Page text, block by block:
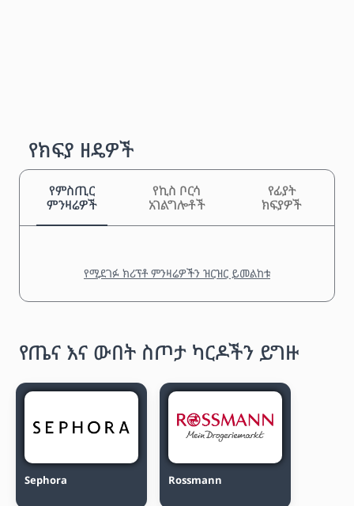
የክፍያ ዘዴዎች
የምስጢር
ምንዛሬዎች
የኪስ ቦርሳ
አገልግሎቶች
የፊያት
ክፍያዎች
የሚደገፉ ክሪፕቶ ምንዛሬዎችን ዝርዝር ይመልከቱ
የጤና እና ውበት ስጦታ ካርዶችን ይግዙ
Sephora Rossmann